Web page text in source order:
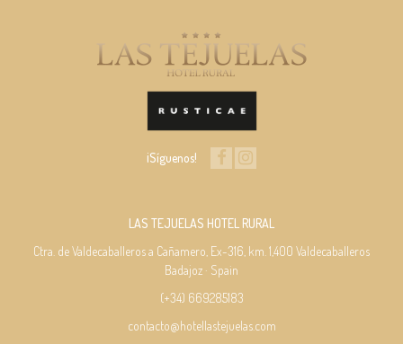
¡Síguenos!
LAS TEJUELAS HOTEL RURAL
Ctra. de Valdecaballeros a Cañamero, Ex-316, km. 1,400 Valdecaballeros
Badajoz · Spain
(+34) 669285183
contacto@hotellastejuelas.com